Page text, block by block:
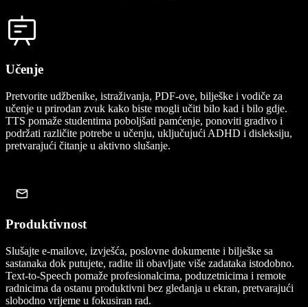
Učenje
Pretvorite udžbenike, istraživanja, PDF-ove, bilješke i vodiče za
učenje u prirodan zvuk kako biste mogli učiti bilo kad i bilo gdje.
TTS pomaže studentima poboljšati pamćenje, ponoviti gradivo i
podržati različite potrebe u učenju, uključujući ADHD i disleksiju,
pretvarajući čitanje u aktivno slušanje.
Produktivnost
Slušajte e-mailove, izvješća, poslovne dokumente i bilješke sa
sastanaka dok putujete, radite ili obavljate više zadataka istodobno.
Text-to-Speech pomaže profesionalcima, poduzetnicima i remote
radnicima da ostanu produktivni bez gledanja u ekran, pretvarajući
slobodno vrijeme u fokusiran rad.